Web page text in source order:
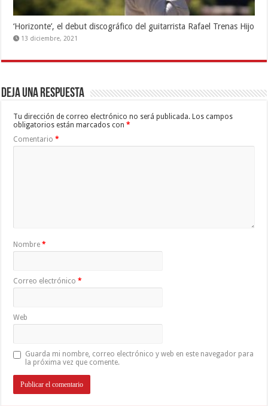
‘Horizonte’, el debut discográfico del guitarrista Rafael Trenas Hijo
13 diciembre, 2021
Deja una respuesta
Tu dirección de correo electrónico no será publicada. Los campos
obligatorios están marcados con*
Comentario*
Nombre*
Correo electrónico*
Web
Guarda mi nombre, correo electrónico y web en este navegador para
la próxima vez que comente.